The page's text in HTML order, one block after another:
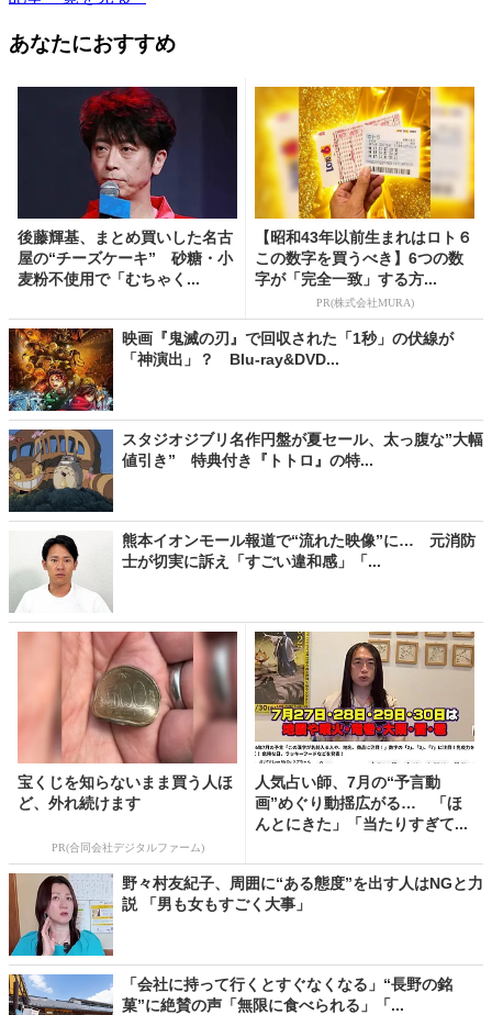
あなたにおすすめ
後藤輝基、まとめ買いした名古
屋の“チーズケーキ” 砂糖・小
麦粉不使用で「むちゃく...
【昭和43年以前生まれはロト６
この数字を買うべき】6つの数
字が「完全一致」する方...
PR(株式会社MURA)
映画『鬼滅の刃』で回収された「1秒」の伏線が
「神演出」？ Blu-ray&DVD...
スタジオジブリ名作円盤が夏セール、太っ腹な”大幅
値引き” 特典付き『トトロ』の特...
熊本イオンモール報道で“流れた映像”に… 元消防
士が切実に訴え「すごい違和感」「...
宝くじを知らないまま買う人ほ
ど、外れ続けます
PR(合同会社デジタルファーム)
人気占い師、7月の“予言動
画”めぐり動揺広がる… 「ほ
んとにきた」「当たりすぎて...
野々村友紀子、周囲に“ある態度”を出す人はNGと力
説 「男も女もすごく大事」
「会社に持って行くとすぐなくなる」“長野の銘
菓”に絶賛の声「無限に食べられる」「...